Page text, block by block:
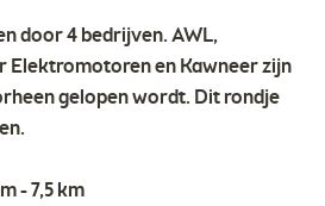
door 4 bedrijven. AWL,
Elektromotoren en Kawneer zijn
gelopen wordt. Dit rondje
- 7,5 km